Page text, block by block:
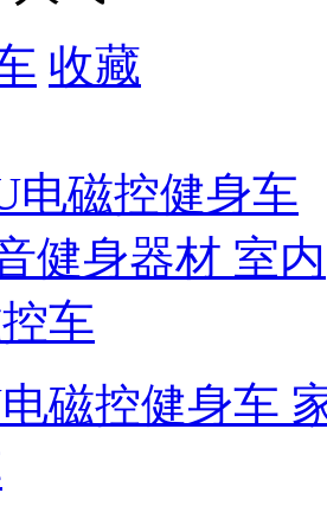
收藏
磁控健身车